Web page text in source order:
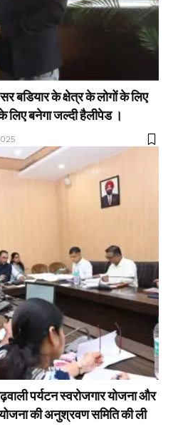
बडियार के क्षेत्र के लोगों के लिए
बनेगा जल्दी हैलीपेड ।
पर्यटन स्वरोजगार योजना और
की अनुश्रवण समिति की ली